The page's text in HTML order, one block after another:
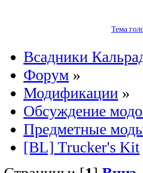
Тема
Всадники
Форум »
Модификации »
Обсуждение
Предметные
[BL] Trucker's Kit